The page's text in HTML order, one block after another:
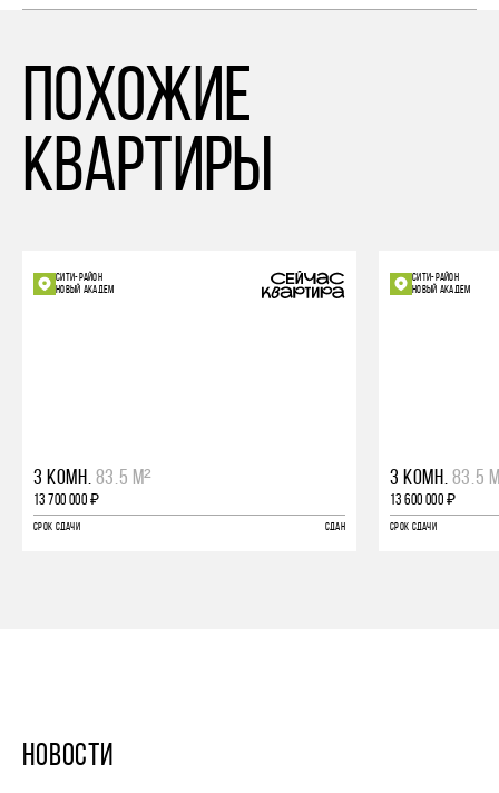
похожие
квартиры
СИТИ-РАЙОН
НОВЫЙ АКАДЕМ
3 КОМН. 83.5 М²
13 700 000 ₽
СРОК СДАЧИ СДАН
СИТИ-РАЙОН
НОВЫЙ АКАДЕМ
3 КОМН. 83.5
13 600 000 ₽
СРОК СДАЧИ
НОВОСТИ